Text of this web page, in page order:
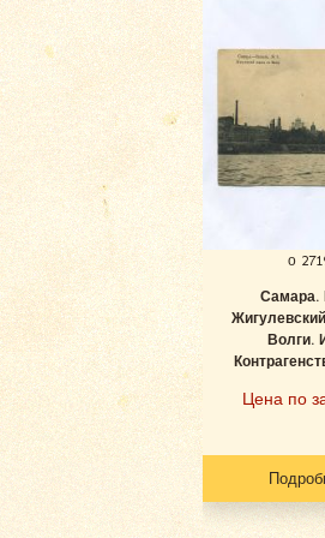
о
Волги.
Цена по